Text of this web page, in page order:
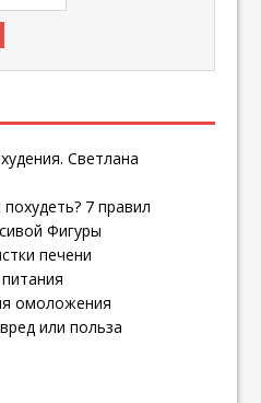
Светлана
7 правил
Фигуры
печени
омоложения
или польза